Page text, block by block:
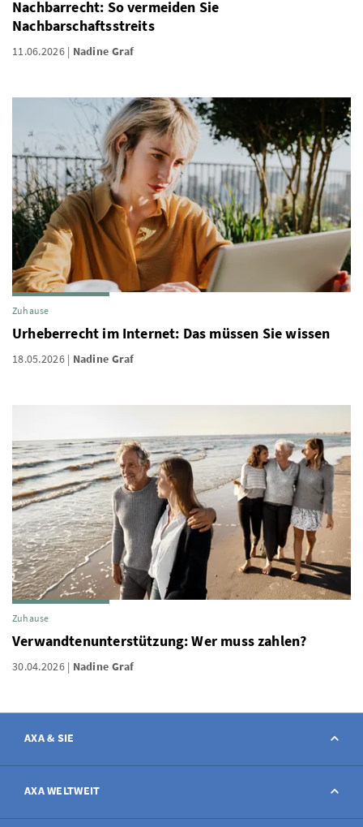
Nachbarrecht: So vermeiden Sie
Nachbarschaftsstreits
11.06.2026 Nadine Graf
Zuhause
Urheberrecht im Internet: Das müssen Sie wissen
18.05.2026 Nadine Graf
Zuhause
Verwandtenunterstützung: Wer muss zahlen?
30.04.2026 Nadine Graf
AXA & SIE
Kontakt
AXA WELTWEIT